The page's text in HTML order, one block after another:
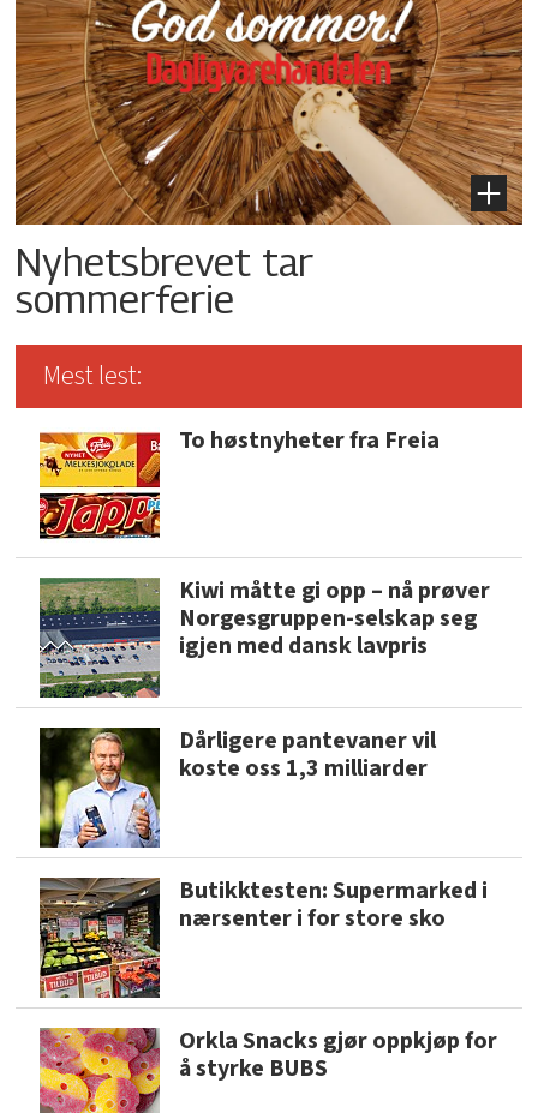
Nyhetsbrevet tar
sommerferie
Mest lest:
To høstnyheter fra Freia
Kiwi måtte gi opp – nå prøver
Norgesgruppen-selskap seg
igjen med dansk lavpris
Dårligere pantevaner vil
koste oss 1,3 milliarder
Butikktesten: Supermarked i
nærsenter i for store sko
Orkla Snacks gjør oppkjøp for
å styrke BUBS